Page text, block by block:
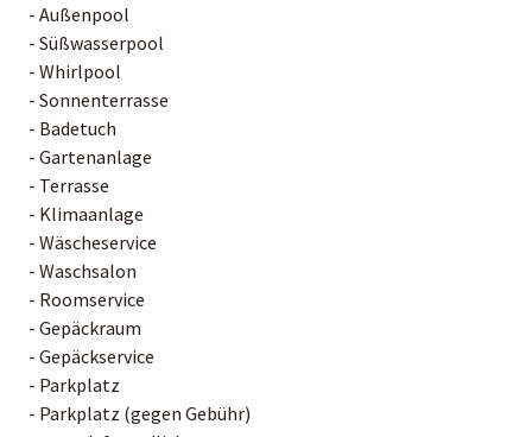
- Außenpool
- Süßwasserpool
- Whirlpool
- Sonnenterrasse
- Badetuch
- Gartenanlage
- Terrasse
- Klimaanlage
- Wäscheservice
- Waschsalon
- Roomservice
- Gepäckraum
- Gepäckservice
- Parkplatz
- Parkplatz (gegen Gebühr)